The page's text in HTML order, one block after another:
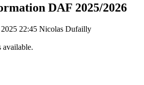
DAF 2025/2026
22:45 Nicolas Dufailly
available.